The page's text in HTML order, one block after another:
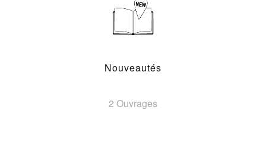
Nouveautés
2 Ouvrages